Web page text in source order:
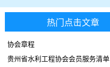
热门点击文章
协会章程
贵州省水利工程协会会员服务清单